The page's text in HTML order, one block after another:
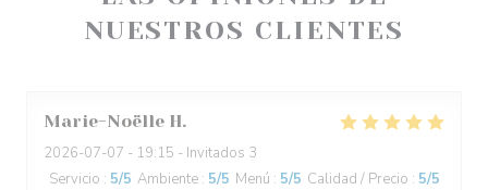
NUESTROS CLIENTES
Marie-Noëlle H
2026-07-07 - 19:15 - Invitados 3
Servicio : 5/5 Ambiente : 5/5 Menú : 5/5 Calidad / Precio : 5/5